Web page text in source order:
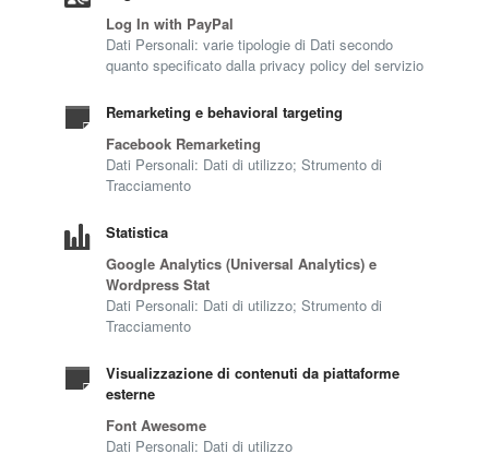
Log In with PayPal
Dati Personali: varie tipologie di Dati secondo
quanto specificato dalla privacy policy del servizio
Remarketing e behavioral targeting
Facebook Remarketing
Dati Personali: Dati di utilizzo; Strumento di
Tracciamento
Statistica
Google Analytics (Universal Analytics) e
Wordpress Stat
Dati Personali: Dati di utilizzo; Strumento di
Tracciamento
Visualizzazione di contenuti da piattaforme
esterne
Font Awesome
Dati Personali: Dati di utilizzo